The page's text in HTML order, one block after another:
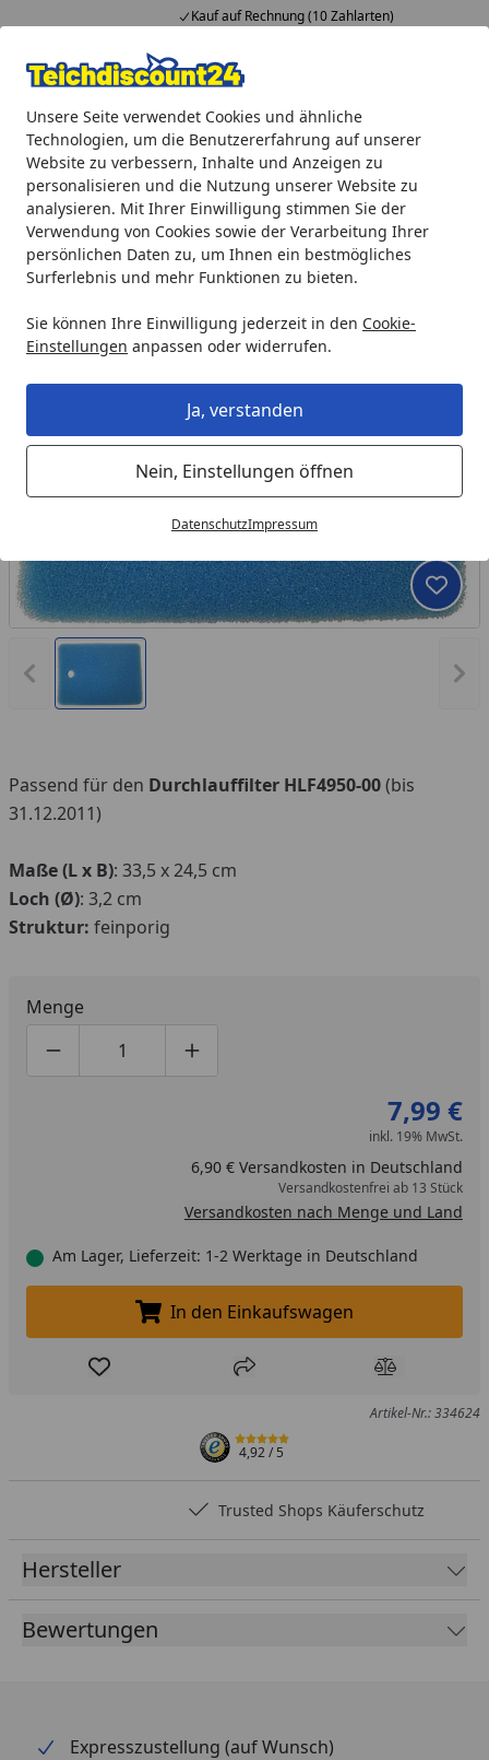
Unsere Seite verwendet Cookies und ähnliche
Technologien, um die Benutzererfahrung auf unserer
Website zu verbessern, Inhalte und Anzeigen zu
personalisieren und die Nutzung unserer Website zu
analysieren. Mit Ihrer Einwilligung stimmen Sie der
Verwendung von Cookies sowie der Verarbeitung Ihrer
persönlichen Daten zu, um Ihnen ein bestmögliches
Surferlebnis und mehr Funktionen zu bieten.
Sie können Ihre Einwilligung jederzeit in den Cookie-
Einstellungen anpassen oder widerrufen.
Ja, verstanden
Nein, Einstellungen öffnen
DatenschutzImpressum
Kauf auf Rechnung (10 Zahlarten)
Alle Produkte
Mein Konto
Suchen
Startseite
Heissner Filterschwamm (ET10-FA401)
Heissner Filterschwamm (ET10-
FA401)
Vorheriges Bild anzeigen
Passend für den Durchlauffilter HLF4950-00(bis
31.12.2011)
Maße (L x B): 33,5 x 24,5 cm
Loch (Ø): 3,2 cm
Struktur: feinporig
Menge
Produktmenge um eins verringern
Produktmenge manuell eingeben
Produktmenge um eins erhöhen
7,99 €
inkl. 19% MwSt.
6,90 € Versandkosten in Deutschland
Versandkostenfrei ab 13 Stück
Versandkosten nach Menge und Land
Am Lager, Lieferzeit: 1-2 Werktage in Deutschland
In den Einkaufswagen legen
In den Einkaufswagen
Produkt zur Wunschliste hinzufügen
Teilen Produkt
Artikel-Nr.: 334624
4,92/ 5
Trusted Shops Käuferschutz
Hersteller
Bewertungen
Expresszustellung (auf Wunsch)